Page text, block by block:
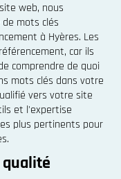
web, nous
mots clés
à Hyères. Les
car ils
comprendre de quoi
mots clés dans votre
vers votre site
et l'expertise
plus pertinents pour
qualité